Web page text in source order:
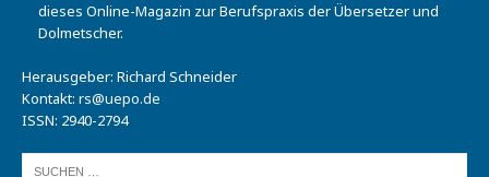
dieses Online-Magazin zur Berufspraxis der Übersetzer und
Dolmetscher.
Herausgeber: Richard Schneider
Kontakt: rs@uepo.de
ISSN: 2940-2794